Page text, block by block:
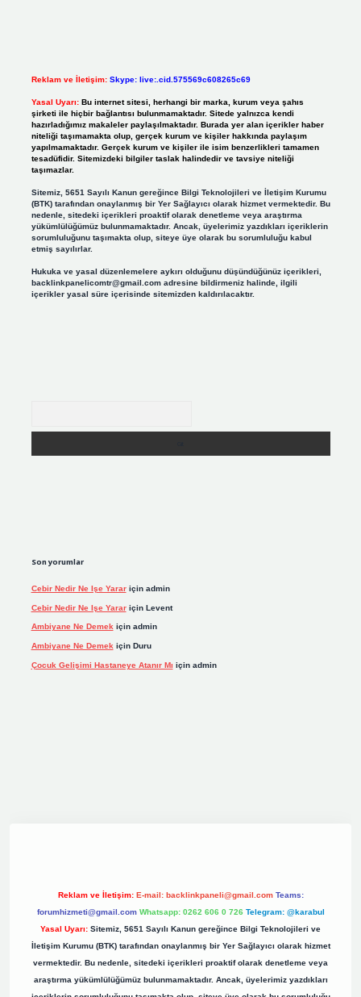
Reklam ve İletişim: Skype: live:.cid.575569c608265c69
Yasal Uyarı: Bu internet sitesi, herhangi bir marka, kurum veya şahıs
şirketi ile hiçbir bağlantısı bulunmamaktadır. Sitede yalnızca kendi
hazırladığımız makaleler paylaşılmaktadır. Burada yer alan içerikler haber
niteliği taşımamakta olup, gerçek kurum ve kişiler hakkında paylaşım
yapılmamaktadır. Gerçek kurum ve kişiler ile isim benzerlikleri tamamen
tesadüfidir. Sitemizdeki bilgiler taslak halindedir ve tavsiye niteliği
taşımazlar.
Sitemiz, 5651 Sayılı Kanun gereğince Bilgi Teknolojileri ve İletişim Kurumu
(BTK) tarafından onaylanmış bir Yer Sağlayıcı olarak hizmet vermektedir. Bu
nedenle, sitedeki içerikleri proaktif olarak denetleme veya araştırma
yükümlülüğümüz bulunmamaktadır. Ancak, üyelerimiz yazdıkları içeriklerin
sorumluluğunu taşımakta olup, siteye üye olarak bu sorumluluğu kabul
etmiş sayılırlar.
Hukuka ve yasal düzenlemelere aykırı olduğunu düşündüğünüz içerikleri,
backlinkpanelicomtr@gmail.comadresine bildirmeniz halinde, ilgili
içerikler yasal süre içerisinde sitemizden kaldırılacaktır.
Son yorumlar
Cebir Nedir Ne Işe Yarariçin admin
Cebir Nedir Ne Işe Yarariçin Levent
Ambiyane Ne Demekiçin admin
Ambiyane Ne Demek için Duru
Çocuk Gelişimi Hastaneye Atanır Mı için admin
Reklam ve İletişim: E-mail: backlinkpaneli@gmail.com Teams:
forumhizmeti@gmail.com Whatsapp: 0262 606 0 726 Telegram: @karabul
Yasal Uyarı: Sitemiz, 5651 Sayılı Kanun gereğince Bilgi Teknolojileri ve
İletişim Kurumu (BTK) tarafından onaylanmış bir Yer Sağlayıcı olarak hizmet
vermektedir. Bu nedenle, sitedeki içerikleri proaktif olarak denetleme veya
araştırma yükümlülüğümüz bulunmamaktadır. Ancak, üyelerimiz yazdıkları